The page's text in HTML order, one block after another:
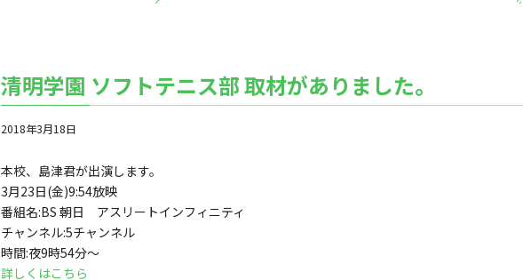
清明学園 ソフトテニス部 取材がありました。
2018年3月18日
本校、島津君が出演します。
3月23日(金)9:54放映
番組名:BS 朝日 アスリートインフィニティ
チャンネル:5チャンネル
時間:夜9時54分〜
詳しくはこちら